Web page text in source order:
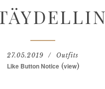
27.05.2019 Outfits
Like Button Notice(view)